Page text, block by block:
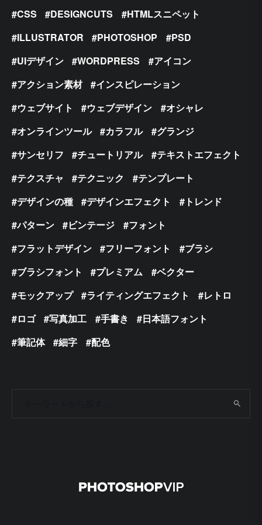
CSS DESIGNCUTS
HTMLスニペット
ILLUSTRATOR
PHOTOSHOP
PSD
UIデザイン
WORDPRESS
アイコン
アクション素材
インスピレーション
ウェブサイト
ウェブデザイン
オシャレ
オンラインツール
カラフル
グランジ
サンセリフ
チュートリアル
テキストエフェクト
テクスチャ
テクニック
テンプレート
デザインの種
デザインエフェクト
トレンド
パターン
ビンテージ
フォント
フラットデザイン
フリーフォント
ブラシ
ブラシフォント
プレミアム
ベクター
モックアップ
ライティングエフェクト
レトロ
ロゴ
写真加工 手書き
日本語フォント
筆記体
細字 配色